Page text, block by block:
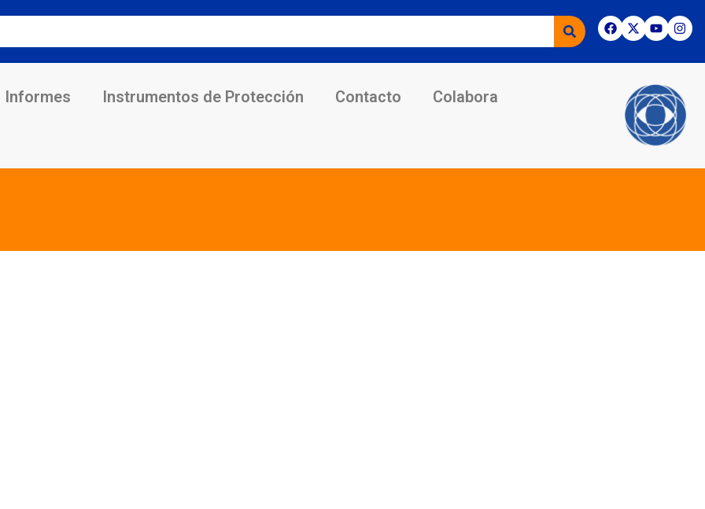
Informes Instrumentos de Protección Contacto Colabora